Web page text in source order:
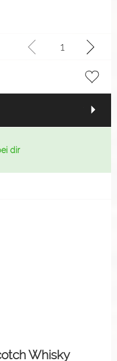
dir
Whisky